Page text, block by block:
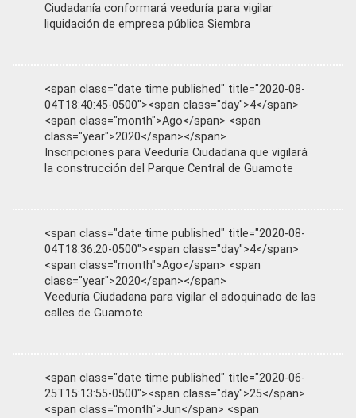
Ciudadanía conformará veeduría para vigilar
liquidación de empresa pública Siembra
<span class="date time published" title="2020-08-
04T18:40:45-0500"><span class="day">4</span>
<span class="month">Ago</span> <span
class="year">2020</span></span>
Inscripciones para Veeduría Ciudadana que vigilará
la construcción del Parque Central de Guamote
<span class="date time published" title="2020-08-
04T18:36:20-0500"><span class="day">4</span>
<span class="month">Ago</span> <span
class="year">2020</span></span>
Veeduría Ciudadana para vigilar el adoquinado de las
calles de Guamote
<span class="date time published" title="2020-06-
25T15:13:55-0500"><span class="day">25</span>
<span class="month">Jun</span> <span